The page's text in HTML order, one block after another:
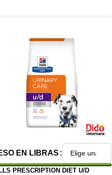
EN LIBRAS
PRESCRIPTION DIET U/D